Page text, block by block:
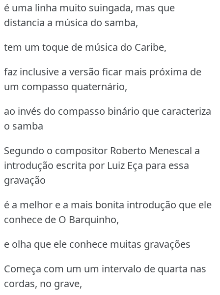
é uma linha muito suingada, mas que
distancia a música do samba,
tem um toque de música do Caribe,
faz inclusive a versão ficar mais próxima de
um compasso quaternário,
ao invés do compasso binário que caracteriza
o samba
Segundo o compositor Roberto Menescal a
introdução escrita por Luiz Eça para essa
gravação
é a melhor e a mais bonita introdução que ele
conhece de O Barquinho,
e olha que ele conhece muitas gravações
Começa com um um intervalo de quarta nas
cordas, no grave,